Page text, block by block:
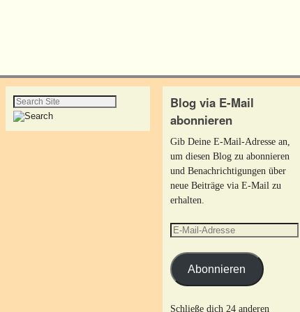
Blog via E-Mail
abonnieren
Gib Deine E-Mail-Adresse an,
um diesen Blog zu abonnieren
und Benachrichtigungen über
neue Beiträge via E-Mail zu
erhalten.
Abonnieren
Schließe dich 24 anderen